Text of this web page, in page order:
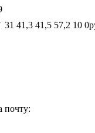
31 41,3 41,5 57,2 10
почту: